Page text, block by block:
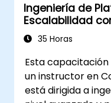
Ingeniería de
Escalabilidad
Kubernetes
35 Horas
Esta
un instructor en
está dirigida a